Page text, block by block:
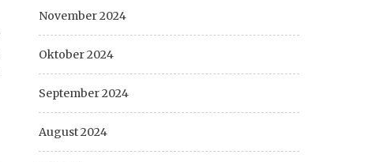
November 2024
Oktober 2024
September 2024
August 2024